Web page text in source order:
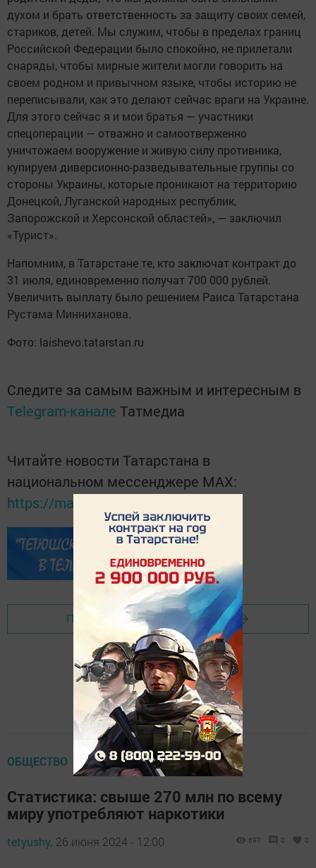
духом и брать ответственность за защиту своих семей,
стариков, детей. Мы служим, чтобы в пределах границ
Российской Федерации было спокойно, не прилетали
снаряды, чтобы мирные жители могли говорить на
своем родном и привычном языке, чтобы историю не
переписывали, как это делают сейчас враги на Украине.
Для этого сейчас я и мои братья — участники
спецоперации — отважно и самоотверженно
уничтожаем вооружение и живую силу противника,
купируем диверсионно-разведывательные группы со
стороны Украины, которые проникают на территорию
Донецкой, Луганской народных республик,
Запорожской и Херсонской областей», — заключил
«Турист».
Напомним, в Татарстане те, кто заключат контракт до
31 июля, единовременно получат 700 000 рублей.
Увеличить выплату было решением Раиса Татарстана
Рустама Минниханова.
Фото: laishevo.tatarstan.ru
Следите за самым важным и интересным в
Telegram-канале Татмедиа
Читайте новости Татарстана в
национальном мессенджере MАХ:
https://max.ru/tatmedia
Перейти на страницу новости
ОБЩЕСТВО
Статистика: свыше 270 млн по всему
миру употребляют наркотики
tetyushy, 26 июня 2024 - 12:00 697 0 0